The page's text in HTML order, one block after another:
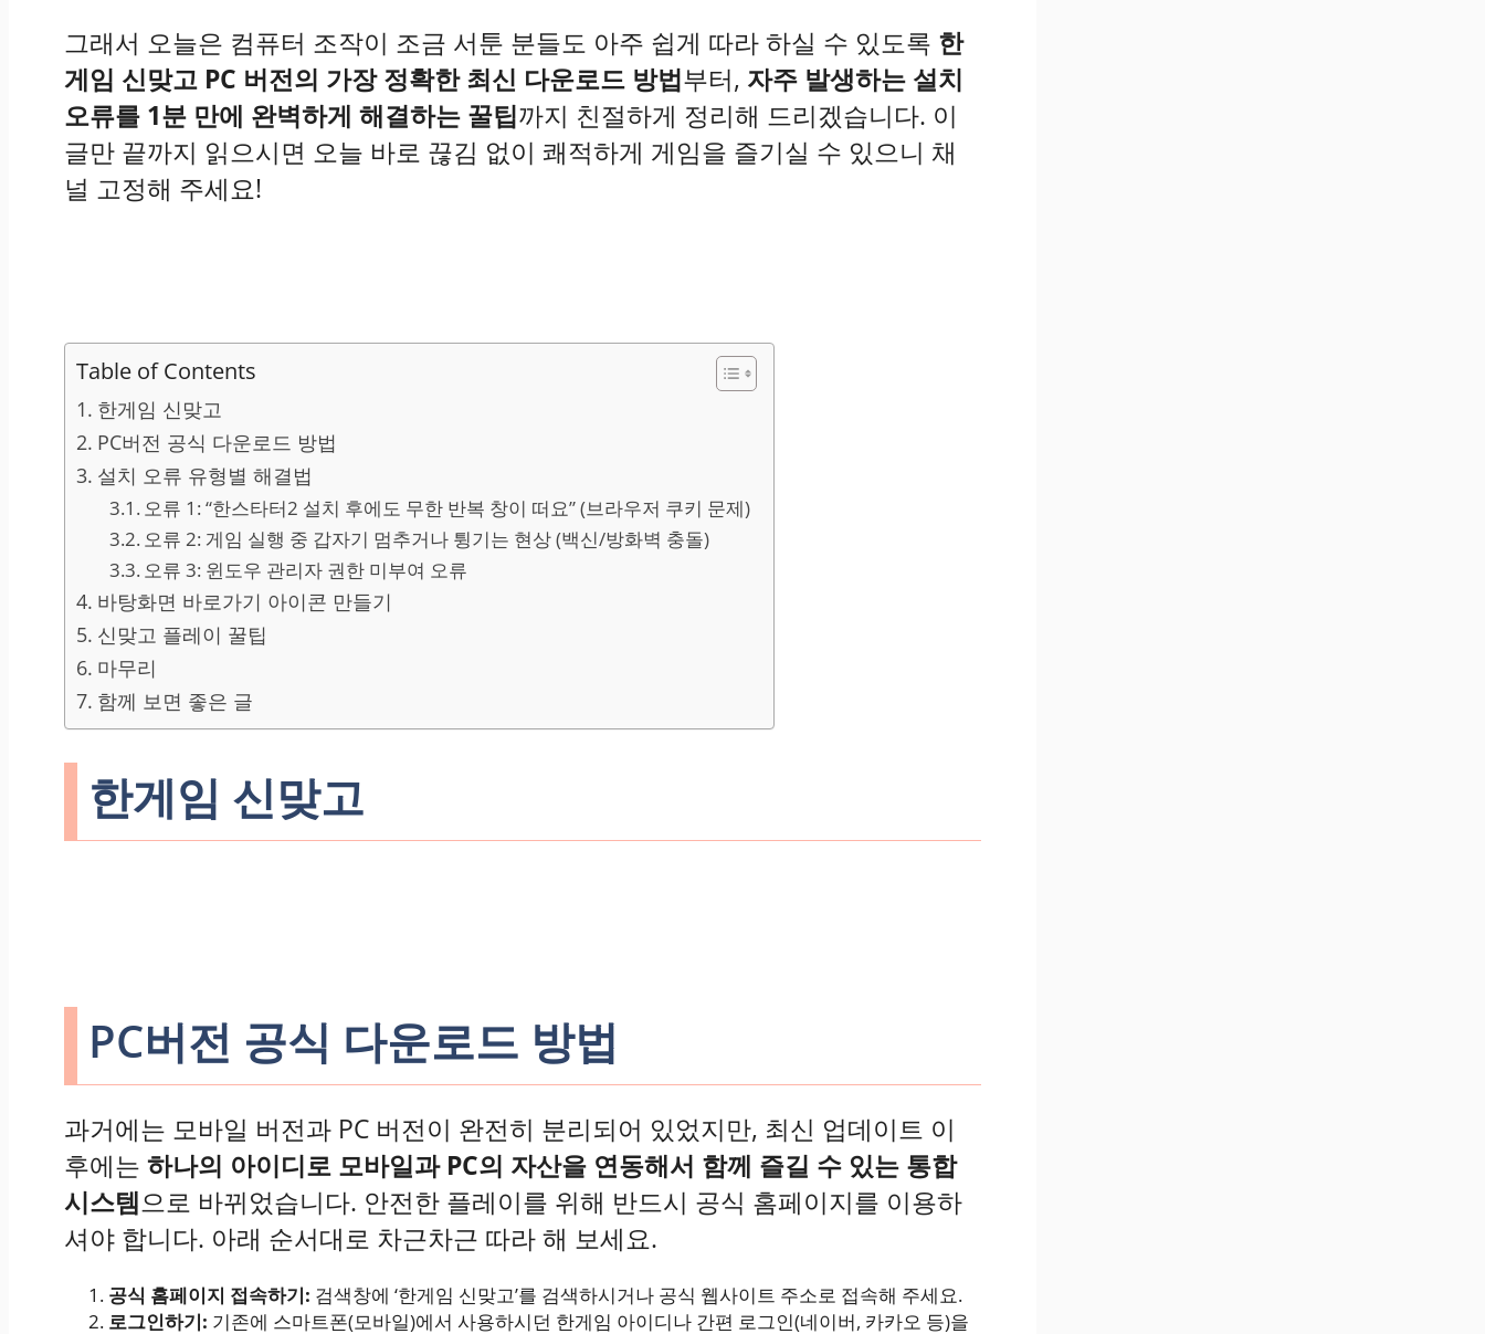
그래서 오늘은 컴퓨터 조작이 조금 서툰 분들도 아주 쉽게 따라 하실 수 있도록 한
게임 신맞고 PC 버전의 가장 정확한 최신 다운로드 방법부터, 자주 발생하는 설치
오류를 1분 만에 완벽하게 해결하는 꿀팁까지 친절하게 정리해 드리겠습니다. 이
글만 끝까지 읽으시면 오늘 바로 끊김 없이 쾌적하게 게임을 즐기실 수 있으니 채
널 고정해 주세요!
Table of Contents
한게임 신맞고
PC버전 공식 다운로드 방법
설치 오류 유형별 해결법
오류 1: “한스타터2 설치 후에도 무한 반복 창이 떠요” (브라우저 쿠키 문제)
오류 2: 게임 실행 중 갑자기 멈추거나 튕기는 현상 (백신/방화벽 충돌)
오류 3: 윈도우 관리자 권한 미부여 오류
바탕화면 바로가기 아이콘 만들기
신맞고 플레이 꿀팁
마무리
함께 보면 좋은 글
한게임 신맞고
PC버전 공식 다운로드 방법
과거에는 모바일 버전과 PC 버전이 완전히 분리되어 있었지만, 최신 업데이트 이
후에는 하나의 아이디로 모바일과 PC의 자산을 연동해서 함께 즐길 수 있는 통합
시스템으로 바뀌었습니다. 안전한 플레이를 위해 반드시 공식 홈페이지를 이용하
셔야 합니다. 아래 순서대로 차근차근 따라 해 보세요.
공식 홈페이지 접속하기: 검색창에 ‘한게임 신맞고’를 검색하시거나 공식 웹사이트 주소로 접속해 주세요.
로그인하기: 기존에 스마트폰(모바일)에서 사용하시던 한게임 아이디나 간편 로그인(네이버, 카카오 등)을